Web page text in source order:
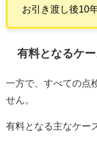
お引き渡し後10
有料となるケー
一方で、すべての点
せん。
有料となる主なケー